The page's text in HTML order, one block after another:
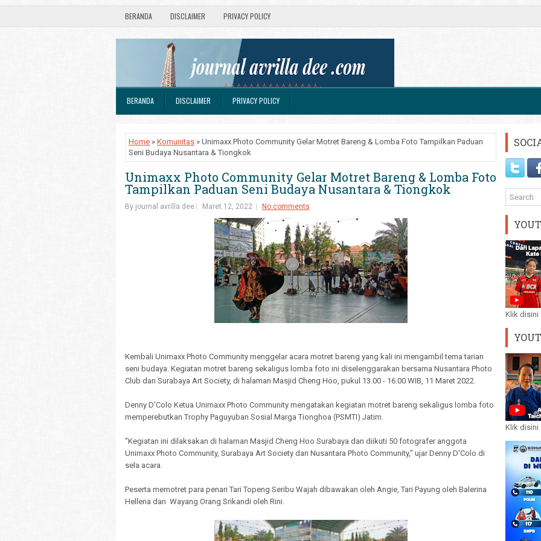
BERANDA DISCLAIMER PRIVACY POLICY
BERANDA DISCLAIMER PRIVACY POLICY
Home » Komunitas » Unimaxx Photo Community Gelar Motret Bareng & Lomba Foto Tampilkan Paduan
Seni Budaya Nusantara & Tiongkok
Unimaxx Photo Community Gelar Motret Bareng & Lomba Foto
Tampilkan Paduan Seni Budaya Nusantara & Tiongkok
By journal avrilla dee Maret 12, 2022 No comments
Kembali Unimaxx Photo Community menggelar acara motret bareng yang kali ini mengambil tema tarian
seni budaya. Kegiatan motret bareng sekaligus lomba foto ini diselenggarakan bersama Nusantara Photo
Club dan Surabaya Art Society, di halaman Masjid Cheng Hoo, pukul 13.00 - 16.00 WIB, 11 Maret 2022.
Denny D'Colo Ketua Unimaxx Photo Community mengatakan kegiatan motret bareng sekaligus lomba foto
memperebutkan Trophy Paguyuban Sosial Marga Tionghoa (PSMTI) Jatim.
"Kegiatan ini dilaksakan di halaman Masjid Cheng Hoo Surabaya dan diikuti 50 fotografer anggota
Unimaxx Photo Community, Surabaya Art Society dan Nusantara Photo Community," ujar Denny D'Colo di
sela acara.
Peserta memotret para penari Tari Topeng Seribu Wajah dibawakan oleh Angie, Tari Payung oleh Balerina
Hellena dan Wayang Orang Srikandi oleh Rini.
Klik disini
Klik disini